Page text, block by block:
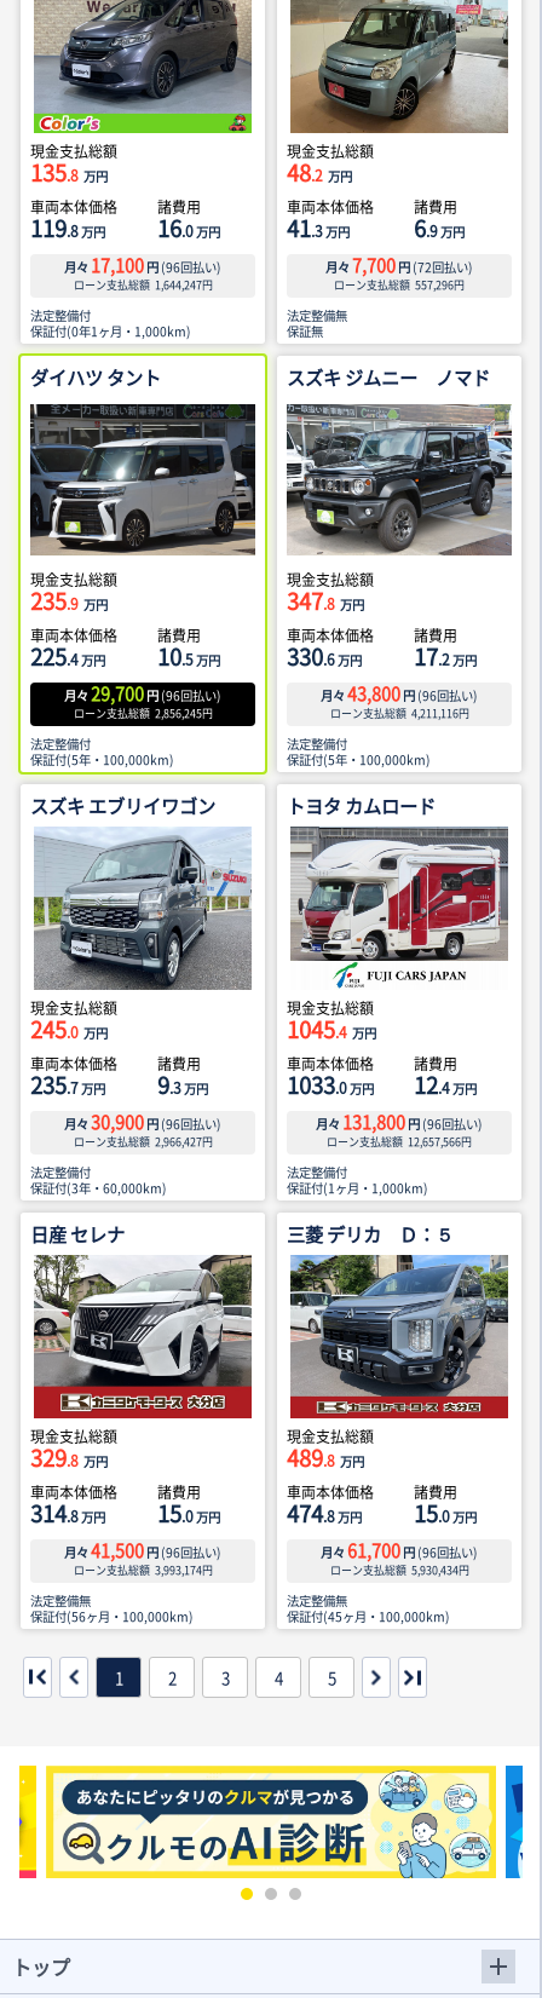
現金支払総額
135.8 万円
車両本体価格
119.8万円
諸費用
16.0万円
月々 17,100 円 (96回払い)
ローン支払総額 1,644,247円
法定整備付
保証付(0年1ヶ月・1,000km)
現金支払総額
48.2 万円
車両本体価格
41.3万円
諸費用
6.9万円
月々 7,700 円 (72回払い)
ローン支払総額 557,296円
法定整備無
保証無
ダイハツ タント
現金支払総額
235.9 万円
車両本体価格
225.4万円
諸費用
10.5万円
月々 29,700 円 (96回払い)
ローン支払総額 2,856,245円
法定整備付
保証付(5年・100,000km)
スズキ ジムニー ノマド
現金支払総額
347.8 万円
車両本体価格
330.6万円
諸費用
17.2万円
月々 43,800 円 (96回払い)
ローン支払総額 4,211,116円
法定整備付
保証付(5年・100,000km)
スズキ エブリイワゴン
現金支払総額
245.0 万円
車両本体価格
235.7万円
諸費用
9.3万円
月々 30,900 円 (96回払い)
ローン支払総額 2,966,427円
法定整備付
保証付(3年・60,000km)
トヨタ カムロード
現金支払総額
1045.4 万円
車両本体価格
1033.0万円
諸費用
12.4万円
月々 131,800 円 (96回払い)
ローン支払総額 12,657,566円
法定整備付
保証付(1ヶ月・1,000km)
日産 セレナ
現金支払総額
329.8 万円
車両本体価格
314.8万円
諸費用
15.0万円
月々 41,500 円 (96回払い)
ローン支払総額 3,993,174円
法定整備無
保証付(56ヶ月・100,000km)
三菱 デリカ Ｄ：５
現金支払総額
489.8 万円
車両本体価格
474.8万円
諸費用
15.0万円
月々 61,700 円 (96回払い)
ローン支払総額 5,930,434円
法定整備無
保証付(45ヶ月・100,000km)
1 2 3 4 5
トップ